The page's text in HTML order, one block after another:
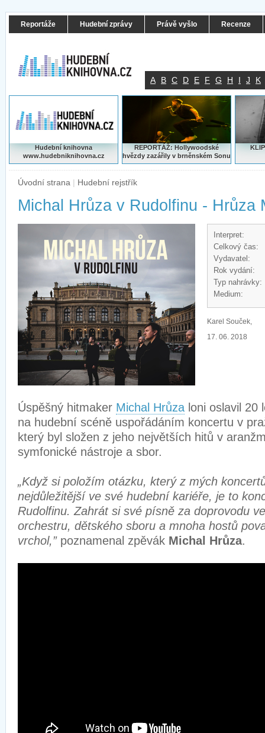
Reportáže Hudební zprávy Právě vyšlo Recenze
A B C D E F G H I J K
Hudební knihovna
www.hudebniknihovna.cz
REPORTÁŽ: Hollywoodské
hvězdy zazářily v brněnském Sonu
Úvodní strana | Hudební rejstřík
Michal Hrůza v Rudolfinu - Hrůza
Interpret:
Celkový čas:
Vydavatel:
Rok vydání:
Typ nahrávky:
Medium:
Karel Souček,
17. 06. 2018
Úspěšný hitmaker Michal Hrůza loni oslavil 20
na hudební scéně uspořádáním koncertu v
který byl složen z jeho největších hitů v
symfonické nástroje a sbor.
„Když si položím otázku, který z mých
nejdůležitější ve své hudební kariéře, je to
Rudolfinu. Zahrát si své písně za doprovodu
orchestru, dětského sboru a mnoha hostů
vrchol,”poznamenal zpěvák Michal Hrůza.